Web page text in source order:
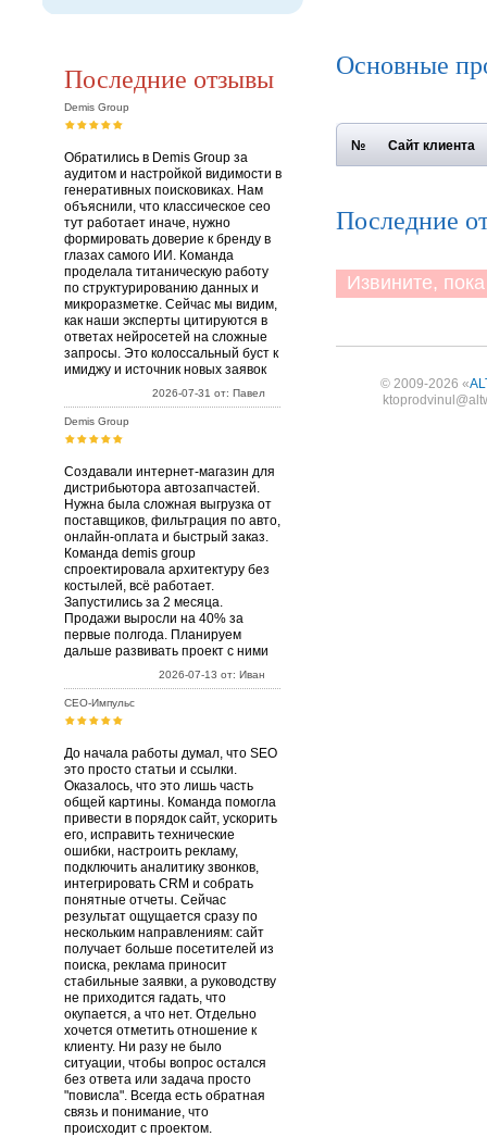
Последние отзывы
Demis Group
Обратились в Demis Group за
аудитом и настройкой видимости в
генеративных поисковиках. Нам
объяснили, что классическое сео
тут работает иначе, нужно
формировать доверие к бренду в
глазах самого ИИ. Команда
проделала титаническую работу
по структурированию данных и
микроразметке. Сейчас мы видим,
как наши эксперты цитируются в
ответах нейросетей на сложные
запросы. Это колоссальный буст к
имиджу и источник новых заявок
2026-07-31 от: Павел
Demis Group
Создавали интернет-магазин для
дистрибьютора автозапчастей.
Нужна была сложная выгрузка от
поставщиков, фильтрация по авто,
онлайн-оплата и быстрый заказ.
Команда demis group
спроектировала архитектуру без
костылей, всё работает.
Запустились за 2 месяца.
Продажи выросли на 40% за
первые полгода. Планируем
дальше развивать проект с ними
2026-07-13 от: Иван
СЕО-Импульс
До начала работы думал, что SEO
это просто статьи и ссылки.
Оказалось, что это лишь часть
общей картины. Команда помогла
привести в порядок сайт, ускорить
его, исправить технические
ошибки, настроить рекламу,
подключить аналитику звонков,
интегрировать CRM и собрать
понятные отчеты. Сейчас
результат ощущается сразу по
нескольким направлениям: сайт
получает больше посетителей из
поиска, реклама приносит
стабильные заявки, а руководству
не приходится гадать, что
окупается, а что нет. Отдельно
хочется отметить отношение к
клиенту. Ни разу не было
ситуации, чтобы вопрос остался
без ответа или задача просто
"повисла". Всегда есть обратная
связь и понимание, что
происходит с проектом.
Основные
№ Сайт клиента
Последние
Извините,
© 2009-2026 «